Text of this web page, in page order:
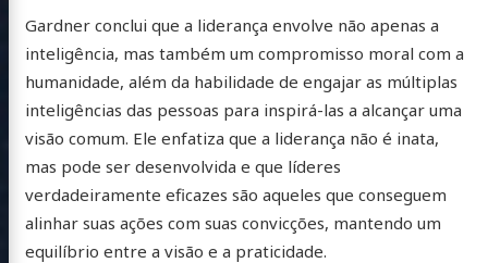
Gardner conclui que a liderança envolve não apenas a
inteligência, mas também um compromisso moral com a
humanidade, além da habilidade de engajar as múltiplas
inteligências das pessoas para inspirá-las a alcançar uma
visão comum. Ele enfatiza que a liderança não é inata,
mas pode ser desenvolvida e que líderes
verdadeiramente eficazes são aqueles que conseguem
alinhar suas ações com suas convicções, mantendo um
equilíbrio entre a visão e a praticidade.